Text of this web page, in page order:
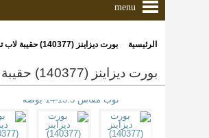
menu
الرئيسية بورت ديزاينز (140377) حقيبة لاب توب مقاس 13.3-14 بوصة